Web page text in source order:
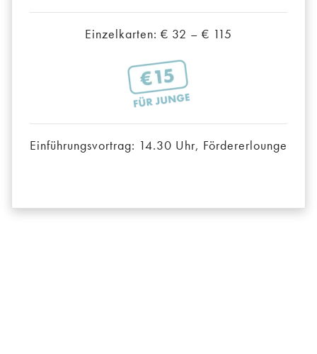
Einzelkarten: € 32 – € 115
Einführungsvortrag: 14.30 Uhr, Fördererlounge